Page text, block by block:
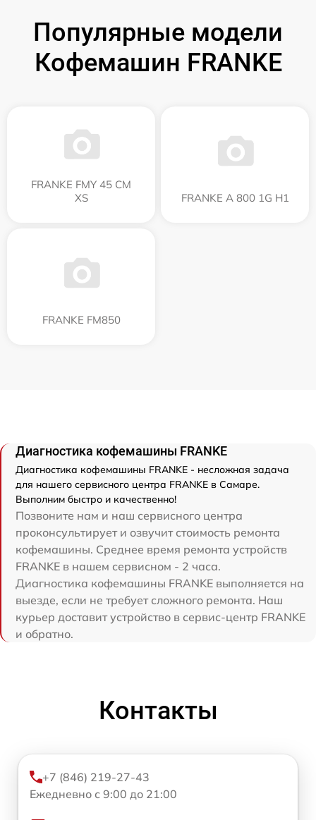
Популярные модели
Кофемашин FRANKE
FRANKE FMY 45 CM
XS
FRANKE A 800 1G H1
FRANKE FM850
Диагностика кофемашины FRANKE
Диагностика кофемашины FRANKE - несложная задача
для нашего сервисного центра FRANKE в Самаре.
Выполним быстро и качественно!
Позвоните нам и наш сервисного центра
проконсультирует и озвучит стоимость ремонта
кофемашины. Среднее время ремонта устройств
FRANKE в нашем сервисном - 2 часа.
Диагностика кофемашины FRANKE выполняется на
выезде, если не требует сложного ремонта. Наш
курьер доставит устройство в сервис-центр FRANKE
и обратно.
Контакты
+7 (846) 219-27-43
Ежедневно с 9:00 до 21:00